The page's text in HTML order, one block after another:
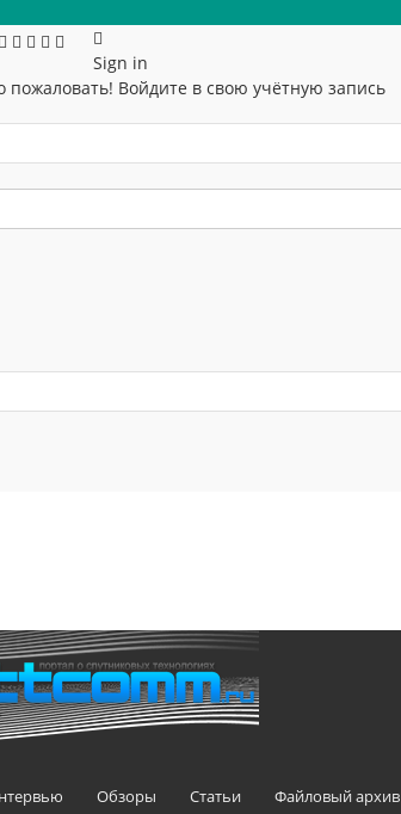
Sign in
пожаловать! Войдите в свою учётную запись
Обзоры Статьи Файловый архив